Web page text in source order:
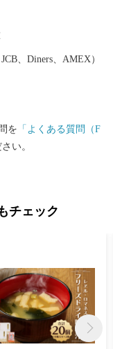
戦国（終焉）の聖
町の観光情報の発信
駅前観光交流館（愛
、Diners、AMEX）
を 「よくある質問（F
い。
チェック